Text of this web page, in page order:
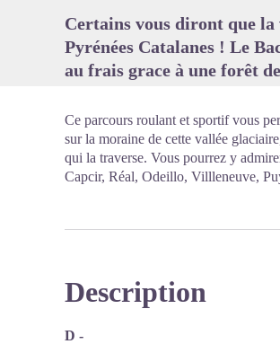
Certains vous diront que la
Pyrénées Catalanes ! Le
au frais grace à une forêt
Ce parcours roulant et sportif vous
sur la moraine de cette vallée
qui la traverse. Vous pourrez y
Capcir, Réal, Odeillo, Villleneuve,
Description
D -